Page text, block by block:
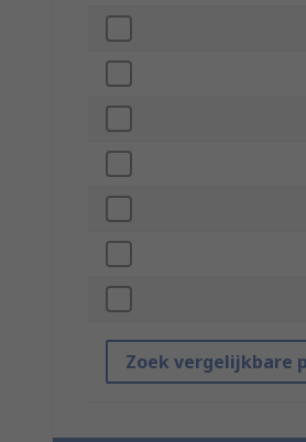
Zoek vergelijkbare